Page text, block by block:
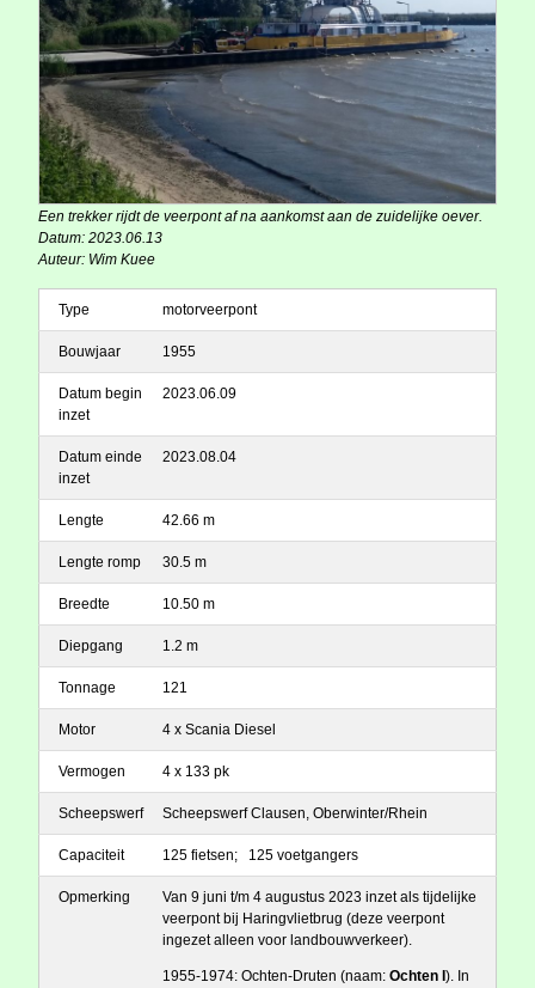
Een trekker rijdt de veerpont af na aankomst aan de zuidelijke oever.
Datum: 2023.06.13
Auteur: Wim Kuee
Type motorveerpont
Bouwjaar 1955
Datum begin
inzet
2023.06.09
Datum einde
inzet
2023.08.04
Lengte 42.66 m
Lengte romp 30.5 m
Breedte 10.50 m
Diepgang 1.2 m
Tonnage 121
Motor 4 x Scania Diesel
Vermogen 4 x 133 pk
Scheepswerf Scheepswerf Clausen, Oberwinter/Rhein
Capaciteit 125 fietsen; 125 voetgangers
Opmerking
Van 9 juni t/m 4 augustus 2023 inzet als tijdelijke
veerpont bij Haringvlietbrug (deze veerpont
ingezet alleen voor landbouwverkeer).
1955-1974: Ochten-Druten (naam: Ochten I ). In